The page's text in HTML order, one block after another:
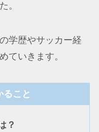
。
学歴やサッカー経
ていきます。
ること
？